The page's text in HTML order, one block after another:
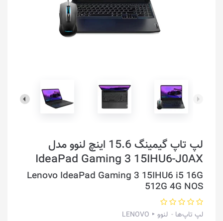
لپ تاپ گیمینگ 15.6 اینچ لنوو مدل
IdeaPad Gaming 3 15IHU6-J0AX
Lenovo IdeaPad Gaming 3 15IHU6 i5 16G
512G 4G NOS
لپ تاپ‌ها لنوو ‣ LENOVO